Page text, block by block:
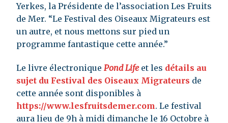
Yerkes, la Présidente de l’association Les Fruits
de Mer. “Le Festival des Oiseaux Migrateurs est
un autre, et nous mettons sur pied un
programme fantastique cette année.”
Le livre électronique Pond Lifeet les détails au
sujet du Festival des Oiseaux Migrateurs de
cette année sont disponibles à
https://www.lesfruitsdemer.com. Le festival
aura lieu de 9h à midi dimanche le 16 Octobre à